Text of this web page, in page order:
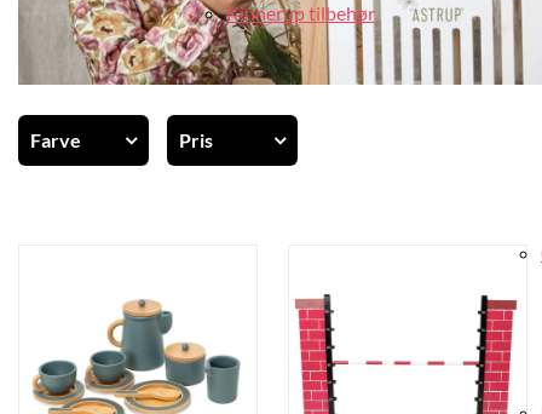
Kinnerup tilbehør
Farve
Pris